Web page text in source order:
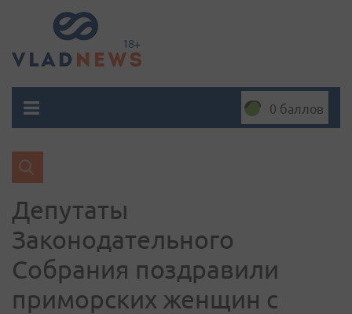
0 баллов
Депутаты
Законодательного
Собрания поздравили
приморских женщин с